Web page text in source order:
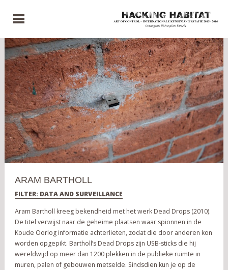
ARAM BARTHOLL
FILTER: DATA AND SURVEILLANCE
Aram Bartholl kreeg bekendheid met het werk Dead Drops (2010).
De titel verwijst naar de geheime plaatsen waar spionnen in de
Koude Oorlog informatie achterlieten, zodat die door anderen kon
worden opgepikt. Bartholl’s Dead Drops zijn USB-sticks die hij
wereldwijd op meer dan 1200 plekken in de publieke ruimte in
muren, palen of gebouwen metselde. Sindsdien kun je op de